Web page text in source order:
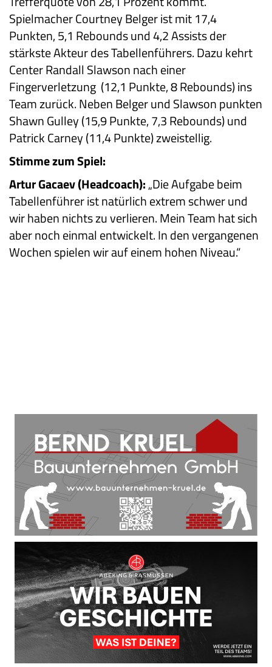
Spielmacher Courtney Belger ist mit 17,4
Punkten, 5,1 Rebounds und 4,2 Assists der
stärkste Akteur des Tabellenführers. Dazu kehrt
Center Randall Slawson nach einer
Fingerverletzung (12,1 Punkte, 8 Rebounds) ins
Team zurück. Neben Belger und Slawson punkten
Shawn Gulley (15,9 Punkte, 7,3 Rebounds) und
Patrick Carney (11,4 Punkte) zweistellig.
Stimme zum Spiel:
Artur Gacaev (Headcoach):„Die Aufgabe beim
Tabellenführer ist natürlich extrem schwer und
wir haben nichts zu verlieren. Mein Team hat sich
aber noch einmal entwickelt. In den vergangenen
Wochen spielen wir auf einem hohen Niveau.“